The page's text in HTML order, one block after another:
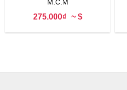
M.C.M
275.000₫ ~ $